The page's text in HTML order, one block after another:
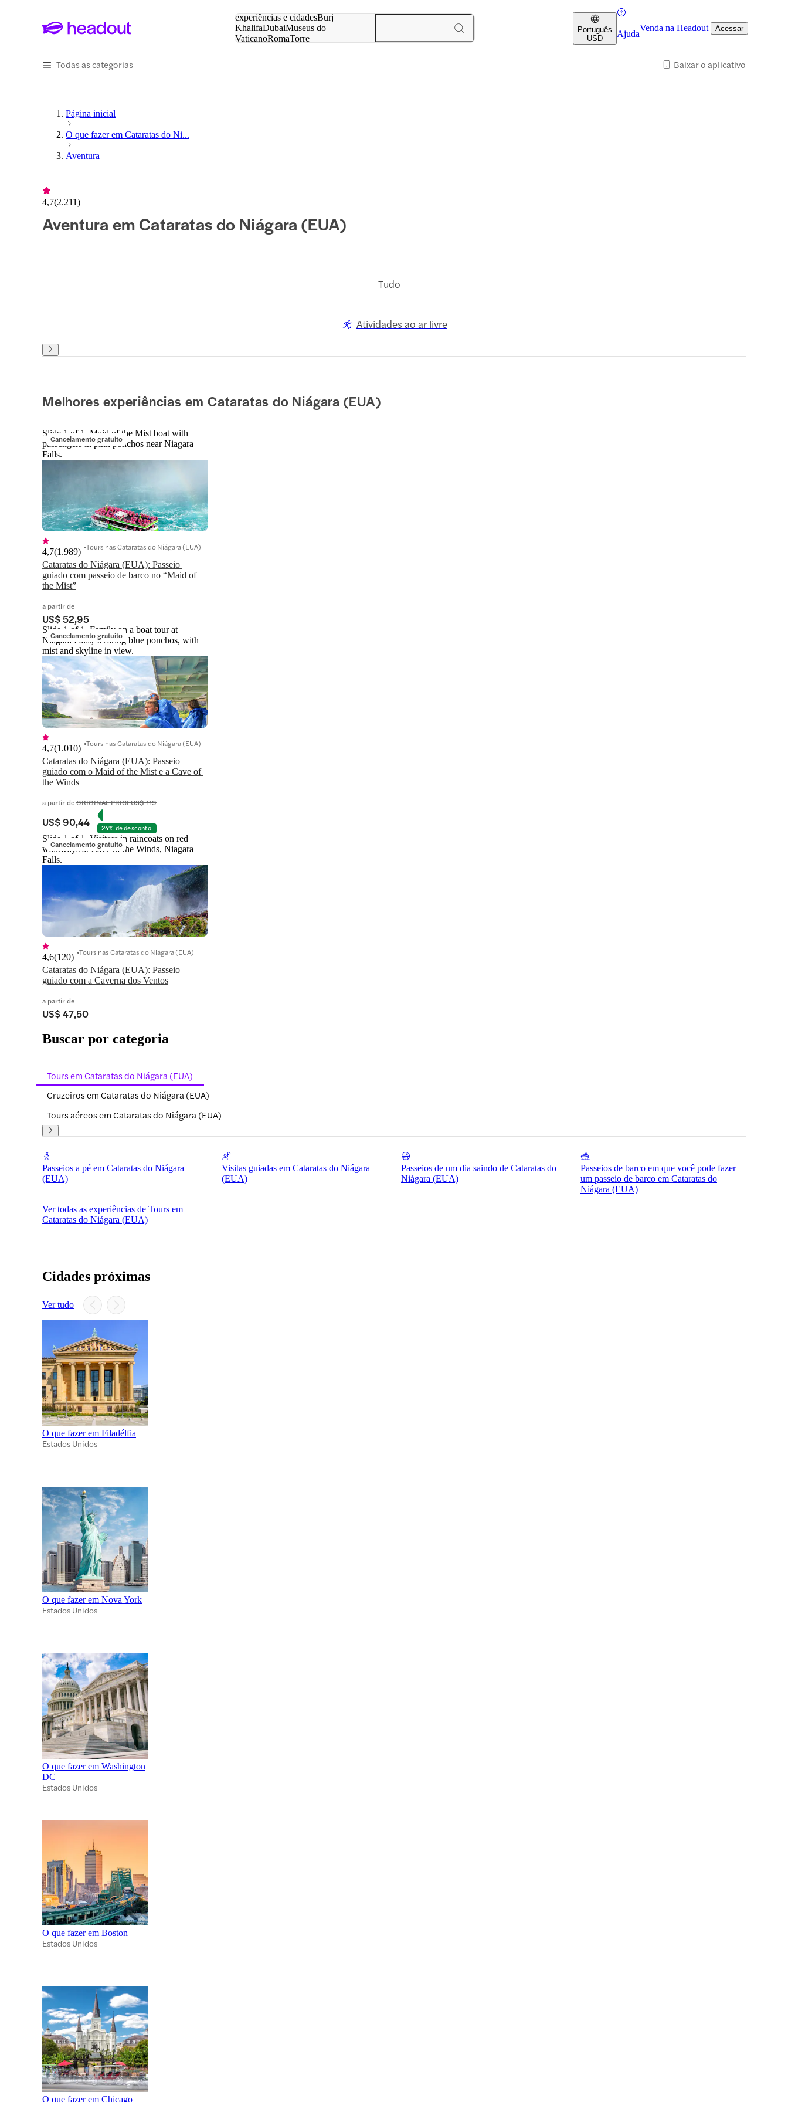
experiências e cidadesBurj
KhalifaDubaiMuseus do
VaticanoRomaTorre
Português
USD
Ajuda
Venda na Headout Acessar
Todas as categorias Baixar o aplicativo
Página inicial
O que fazer em Cataratas do Ni...
Aventura
4,7(2.211)
Aventura em Cataratas do Niágara (EUA)
Tudo
Atividades ao ar livre
Melhores experiências em Cataratas do Niágara (EUA)
Cancelamento gratuito
Slide 1 of 1, Maid of the Mist boat with
passengers in pink ponchos near Niagara
Falls.
Cataratas do Niágara (EUA): Passeio
guiado com passeio de barco no “Maid of
the Mist”
4,7(1.989) Tours nas Cataratas do Niágara (EUA)
a partir de
US$ 52,95
Cancelamento gratuito
Slide 1 of 1, Family on a boat tour at
Niagara Falls, wearing blue ponchos, with
mist and skyline in view.
Cataratas do Niágara (EUA): Passeio
guiado com o Maid of the Mist e a Cave of
the Winds
4,7(1.010) Tours nas Cataratas do Niágara (EUA)
a partir deORIGINAL PRICEUS$ 119
US$ 90,44 24% de desconto
Cancelamento gratuito
Slide 1 of 1, Visitors in raincoats on red
walkways at Cave of the Winds, Niagara
Falls.
Cataratas do Niágara (EUA): Passeio
guiado com a Caverna dos Ventos
4,6(120) Tours nas Cataratas do Niágara (EUA)
a partir de
US$ 47,50
Buscar por categoria
Tours em Cataratas do Niágara (EUA)
Cruzeiros em Cataratas do Niágara (EUA)
Tours aéreos em Cataratas do Niágara (EUA)
Passeios a pé em Cataratas do Niágara
(EUA)
Visitas guiadas em Cataratas do Niágara
(EUA)
Passeios de um dia saindo de Cataratas do
Niágara (EUA)
Passeios de barco em que você pode fazer
um passeio de barco em Cataratas do
Niágara (EUA)
Ver todas as experiências de Tours em
Cataratas do Niágara (EUA)
Cidades próximas
Ver tudo
O que fazer em Filadélfia
Estados Unidos
O que fazer em Nova York
Estados Unidos
O que fazer em Washington
DC
Estados Unidos
O que fazer em Boston
Estados Unidos
O que fazer em Chicago